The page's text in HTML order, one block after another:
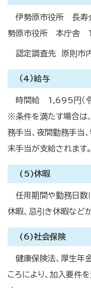
伊勢原市役所 長
勢原市役所 本庁舎
認定調査先 原則市
（4）給与
時間給 1,695円（
※条件を満たす場合は
務手当、夜間勤務手当
末手当が支給されます。
(5)休暇
任用期間や勤務日数
休暇、忌引き休暇など
(6)社会保険
健康保険法、厚生年
ころにより、加入要件